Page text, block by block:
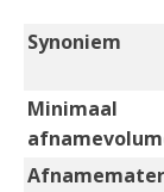
Synoniem
Minimaal